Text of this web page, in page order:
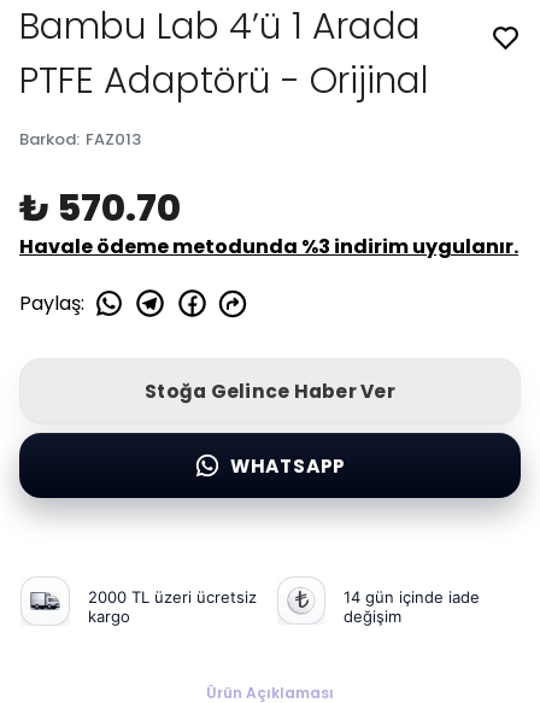
Bambu Lab 4’ü 1 Arada
PTFE Adaptörü - Orijinal
Barkod: FAZ013
₺ 570.70
Havale ödeme metodunda %3 indirim uygulanır.
Paylaş:
Stoğa Gelince Haber Ver
WHATSAPP
2000 TL üzeri ücretsiz
kargo
14 gün içinde iade
değişim
Ürün Açıklaması